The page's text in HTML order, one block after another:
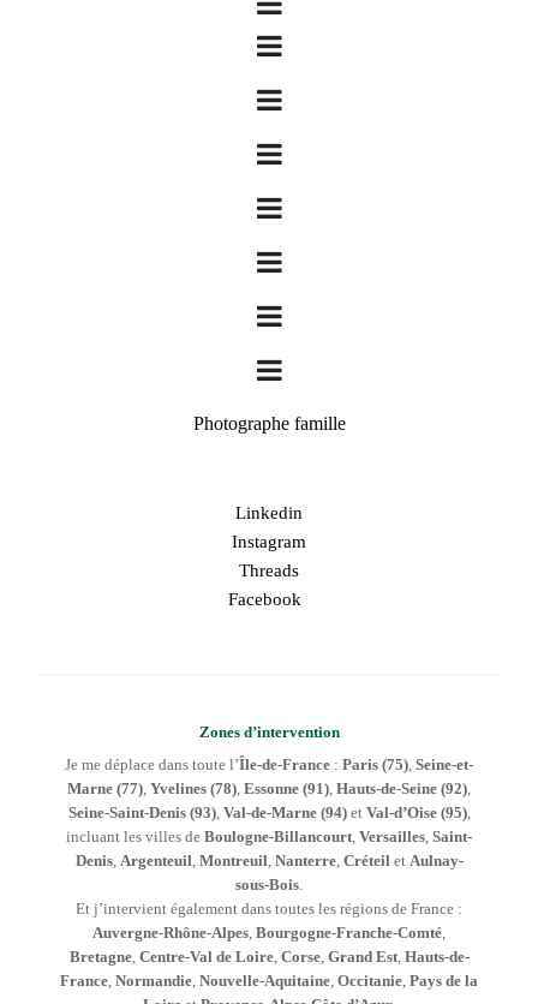
Photographe famille
Linkedin
Instagram
Threads
Facebook
Zones d’intervention
Je me déplace dans toute l’Île-de-France : Paris (75) Seine-et-
Marne (77) Yvelines (78) Essonne (91) Hauts-de-Seine (92)
Seine-Saint-Denis (93), Val-de-Marne (94)et Val-d’Oise (95),
incluant les villes de Boulogne-Billancourt Versailles Saint-
Denis, Argenteuil Montreuil Nanterre, Créteil et Aulnay-
sous-Bois
Et j’intervient également dans toutes les régions de France :
Auvergne-Rhône-Alpes Bourgogne-Franche-Comté
Bretagne, Centre-Val de Loire, Corse, Grand Est, Hauts-de-
France Normandie Nouvelle-Aquitaine Occitanie Pays de la